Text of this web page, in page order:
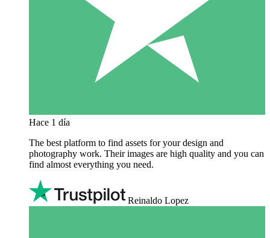
Hace 1 día
The best platform to find assets for your design and
photography work. Their images are high quality and you can
find almost everything you need.
Reinaldo Lopez